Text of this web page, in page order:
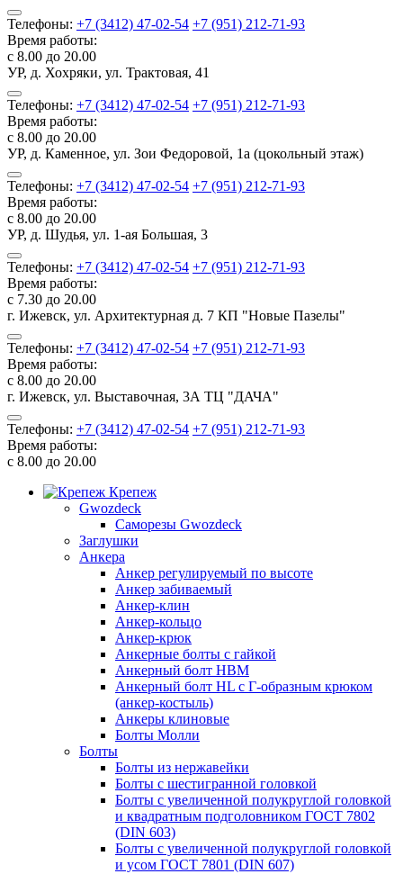
Телефоны: +7 (3412) 47-02-54 +7 (951) 212-71-93
Время работы:
с 8.00 до 20.00
УР, д. Хохряки, ул. Трактовая, 41
Телефоны: +7 (3412) 47-02-54 +7 (951) 212-71-93
Время работы:
с 8.00 до 20.00
УР, д. Каменное, ул. Зои Федоровой, 1а (цокольный этаж)
Телефоны: +7 (3412) 47-02-54 +7 (951) 212-71-93
Время работы:
с 8.00 до 20.00
УР, д. Шудья, ул. 1-ая Большая, 3
Телефоны: +7 (3412) 47-02-54 +7 (951) 212-71-93
Время работы:
с 7.30 до 20.00
г. Ижевск, ул. Архитектурная д. 7 КП "Новые Пазелы"
Телефоны: +7 (3412) 47-02-54 +7 (951) 212-71-93
Время работы:
с 8.00 до 20.00
г. Ижевск, ул. Выставочная, 3А ТЦ "ДАЧА"
Телефоны: +7 (3412) 47-02-54 +7 (951) 212-71-93
Время работы:
с 8.00 до 20.00
Крепеж
Gwozdeck
Саморезы Gwozdeck
Заглушки
Анкера
Анкер регулируемый по высоте
Анкер забиваемый
Анкер-клин
Анкер-кольцо
Анкер-крюк
Анкерные болты с гайкой
Анкерный болт HBM
Анкерный болт HL c Г-образным крюком
(анкер-костыль)
Анкеры клиновые
Болты Молли
Болты
Болты из нержавейки
Болты с шестигранной головкой
Болты с увеличенной полукруглой головкой
и квадратным подголовником ГОСТ 7802
(DIN 603)
Болты с увеличенной полукруглой головкой
и усом ГОСТ 7801 (DIN 607)